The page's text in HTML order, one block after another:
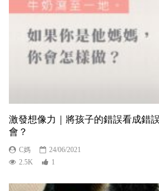
激發想像力｜將孩子的錯誤看成錯
會？
C媽
24/06/2021
2.5K
1